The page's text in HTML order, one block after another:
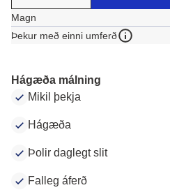
Magn
Þekur með einni umferð
Hágæða málning
Mikil þekja
Hágæða
Þolir daglegt slit
Falleg áferð